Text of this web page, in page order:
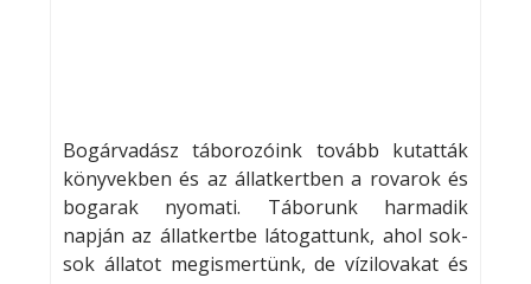
Bogárvadász táborozóink tovább kutatták
könyvekben és az állatkertben a rovarok és
bogarak nyomati. Táborunk harmadik
napján az állatkertbe látogattunk, ahol sok-
sok állatot megismertünk, de vízilovakat és